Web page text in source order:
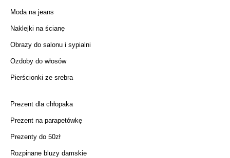
Moda na jeans
Naklejki na ścianę
Obrazy do salonu i sypialni
Ozdoby do włosów
Pierścionki ze srebra
Prezent dla chłopaka
Prezent na parapetówkę
Prezenty do 50zł
Rozpinane bluzy damskie